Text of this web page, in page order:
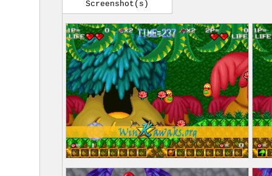
Screenshot(s)